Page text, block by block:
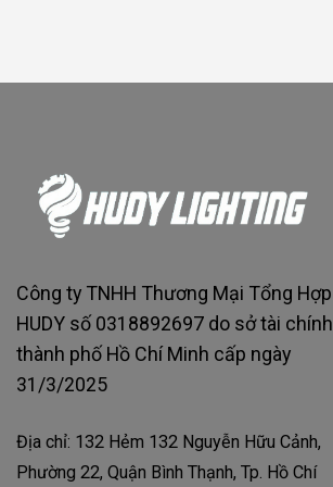
Công ty TNHH Thương Mại Tổng Hợp
HUDY số 0318892697 do sở tài chính
thành phố Hồ Chí Minh cấp ngày
31/3/2025
Địa chỉ: 132 Hẻm 132 Nguyễn Hữu Cảnh,
Phường 22, Quận Bình Thạnh, Tp. Hồ Chí